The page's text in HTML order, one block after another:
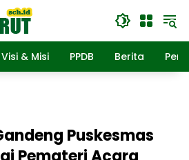
Visi & Misi PPDB Berita
Puskesmas